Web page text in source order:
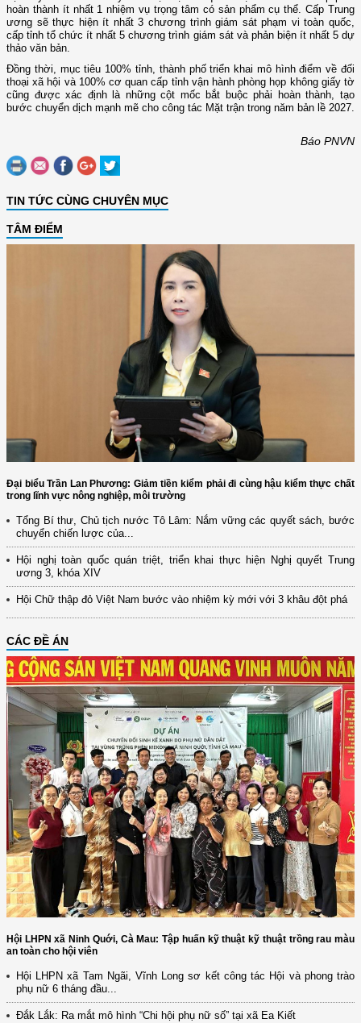
hoàn thành ít nhất 1 nhiệm vụ trọng tâm có sản phẩm cụ thể. Cấp Trung
ương sẽ thực hiện ít nhất 3 chương trình giám sát phạm vi toàn quốc,
cấp tỉnh tổ chức ít nhất 5 chương trình giám sát và phản biện ít nhất 5 dự
thảo văn bản.
Đồng thời, mục tiêu 100% tỉnh, thành phố triển khai mô hình điểm về đối
thoại xã hội và 100% cơ quan cấp tỉnh vận hành phòng họp không giấy tờ
cũng được xác định là những cột mốc bắt buộc phải hoàn thành, tạo
bước chuyển dịch mạnh mẽ cho công tác Mặt trận trong năm bản lề 2027.
Báo PNVN
TIN TỨC CÙNG CHUYÊN MỤC
TÂM ĐIỂM
Đại biểu Trần Lan Phương: Giảm tiền kiểm phải đi cùng hậu kiểm thực chất
trong lĩnh vực nông nghiệp, môi trường
Tổng Bí thư, Chủ tịch nước Tô Lâm: Nắm vững các quyết sách, bước
chuyển chiến lược của...
Hội nghị toàn quốc quán triệt, triển khai thực hiện Nghị quyết Trung
ương 3, khóa XIV
Hội Chữ thập đỏ Việt Nam bước vào nhiệm kỳ mới với 3 khâu đột phá
CÁC ĐỀ ÁN
Hội LHPN xã Ninh Quới, Cà Mau: Tập huấn kỹ thuật kỹ thuật trồng rau màu
an toàn cho hội viên
Hội LHPN xã Tam Ngãi, Vĩnh Long sơ kết công tác Hội và phong trào
phụ nữ 6 tháng đầu...
Đắk Lắk: Ra mắt mô hình “Chi hội phụ nữ số” tại xã Ea Kiết
(12/TB-HĐKH) V/v đăng ký, đề xuất nhiệm vụ Khoa học, công nghệ và
đổi mới ...